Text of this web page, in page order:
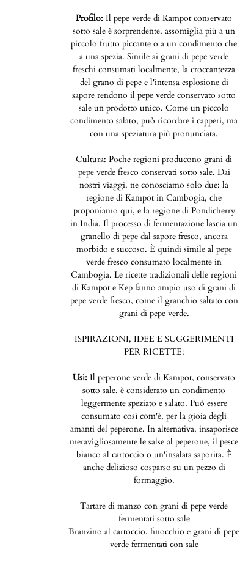
Profilo: Il pepe verde di Kampot conservato
sotto sale è sorprendente, assomiglia più a un
piccolo frutto piccante o a un condimento che
a una spezia. Simile ai grani di pepe verde
freschi consumati localmente, la croccantezza
del grano di pepe e l'intensa esplosione di
sapore rendono il pepe verde conservato sotto
sale un prodotto unico. Come un piccolo
condimento salato, può ricordare i capperi, ma
con una speziatura più pronunciata.
Cultura: Poche regioni producono grani di
pepe verde fresco conservati sotto sale. Dai
nostri viaggi, ne conosciamo solo due: la
regione di Kampot in Cambogia, che
proponiamo qui, e la regione di Pondicherry
in India. Il processo di fermentazione lascia un
granello di pepe dal sapore fresco, ancora
morbido e succoso. È quindi simile al pepe
verde fresco consumato localmente in
Cambogia. Le ricette tradizionali delle regioni
di Kampot e Kep fanno ampio uso di grani di
pepe verde fresco, come il granchio saltato con
grani di pepe verde.
ISPIRAZIONI, IDEE E SUGGERIMENTI
PER RICETTE:
Usi: Il peperone verde di Kampot, conservato
sotto sale, è considerato un condimento
leggermente speziato e salato. Può essere
consumato così com'è, per la gioia degli
amanti del peperone. In alternativa, insaporisce
meravigliosamente le salse al peperone, il pesce
bianco al cartoccio o un'insalata saporita. È
anche delizioso cosparso su un pezzo di
formaggio.
Tartare di manzo con grani di pepe verde
fermentati sotto sale
Branzino al cartoccio, finocchio e grani di pepe
verde fermentati con sale